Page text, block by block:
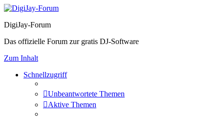
DigiJay-Forum
Das offizielle Forum zur gratis DJ-Software
Zum Inhalt
Schnellzugriff
Unbeantwortete Themen
Aktive Themen